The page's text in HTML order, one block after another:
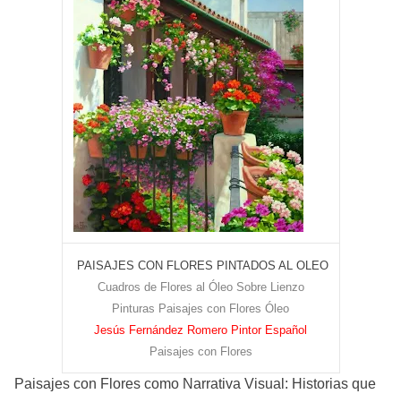
PAISAJES CON FLORES PINTADOS AL OLEO
Cuadros de Flores al Óleo Sobre Lienzo
Pinturas Paisajes con Flores Óleo
Jesús Fernández Romero Pintor Español
Paisajes con Flores
Paisajes con Flores como Narrativa Visual: Historias que